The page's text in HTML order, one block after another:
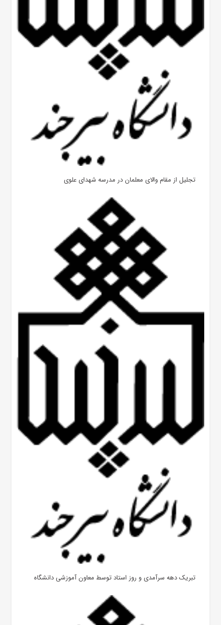
تجلیل از مقام والای معلمان در مدرسه شهدای علوی
تبریک دهه سرآمدی و روز استاد توسط معاون آموزشی دانشگاه